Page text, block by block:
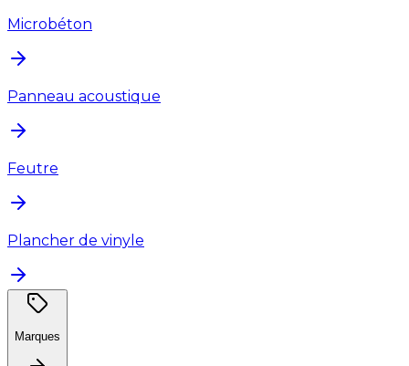
Microbéton
Panneau acoustique
Feutre
Plancher de vinyle
Marques